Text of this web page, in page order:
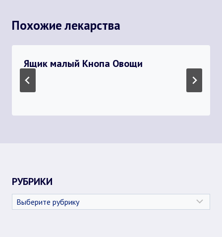
Похожие лекарства
Ящик малый Кнопа Овощи
РУБРИКИ
Рубрики